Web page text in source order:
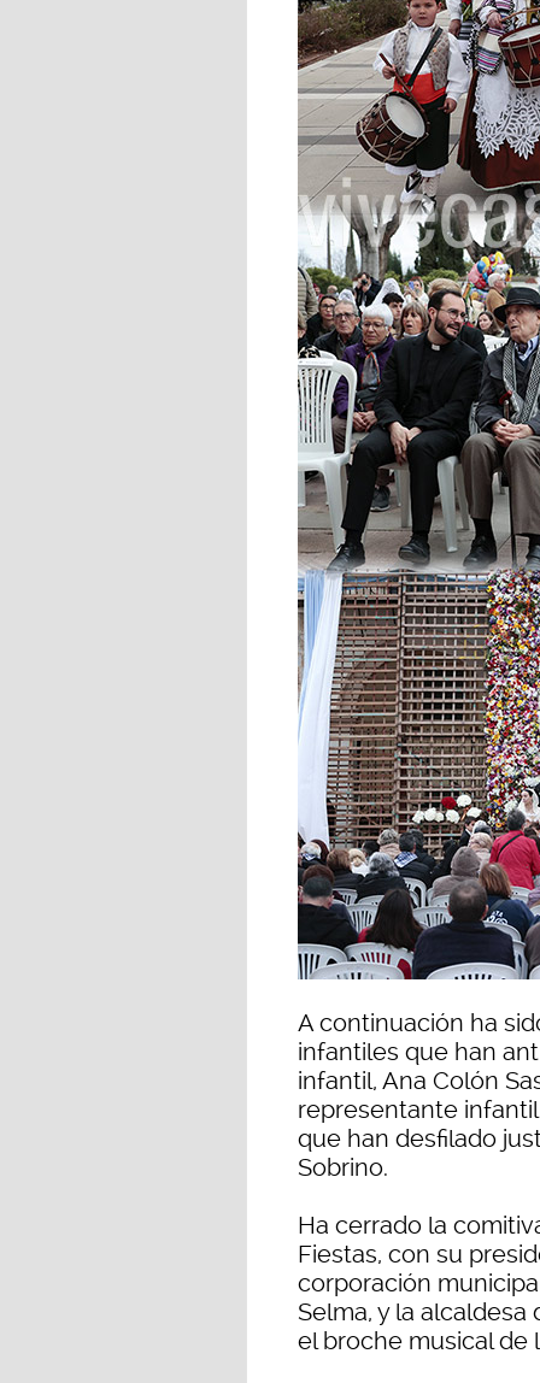
A continuación ha
infantiles que han
infantil, Ana Colón
representante
que han desfilado
Sobrino.
Ha cerrado la
Fiestas, con su
corporación
Selma, y la
el broche musical de